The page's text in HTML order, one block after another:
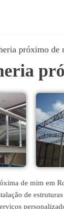
próximo de
de mim em
de